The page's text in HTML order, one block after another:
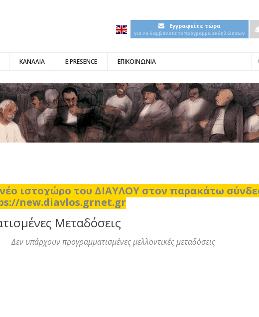
Εγγραφείτε τώρα
για να λαμβάνετε το πρόγραμμα εκδηλώσεων
ΚΑΝΑΛΙΑ E:PRESENCE ΕΠΙΚΟΙΝΩΝΙΑ
ιστοχώρο του ΔΙΑΥΛΟΥ στον παρακάτω
new.diavlos.grnet.gr
Μεταδόσεις
Δεν υπάρχουν προγραμματισμένες μελλοντικές μεταδόσεις